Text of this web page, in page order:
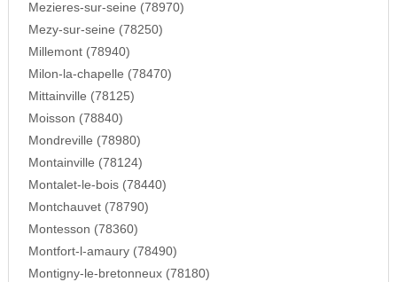
Mezieres-sur-seine (78970)
Mezy-sur-seine (78250)
Millemont (78940)
Milon-la-chapelle (78470)
Mittainville (78125)
Moisson (78840)
Mondreville (78980)
Montainville (78124)
Montalet-le-bois (78440)
Montchauvet (78790)
Montesson (78360)
Montfort-l-amaury (78490)
Montigny-le-bretonneux (78180)